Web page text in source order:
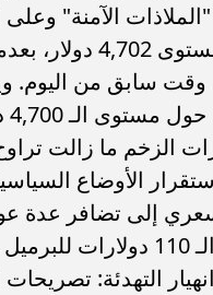
الآمنة"
نحو 0.7% من
عند 4,773 دولاراً في وقت
الزخم ما زالت
الأوضاع
إلى تضافر عدة
النفط: عودة أسعار الخام فوق
التهدئة: